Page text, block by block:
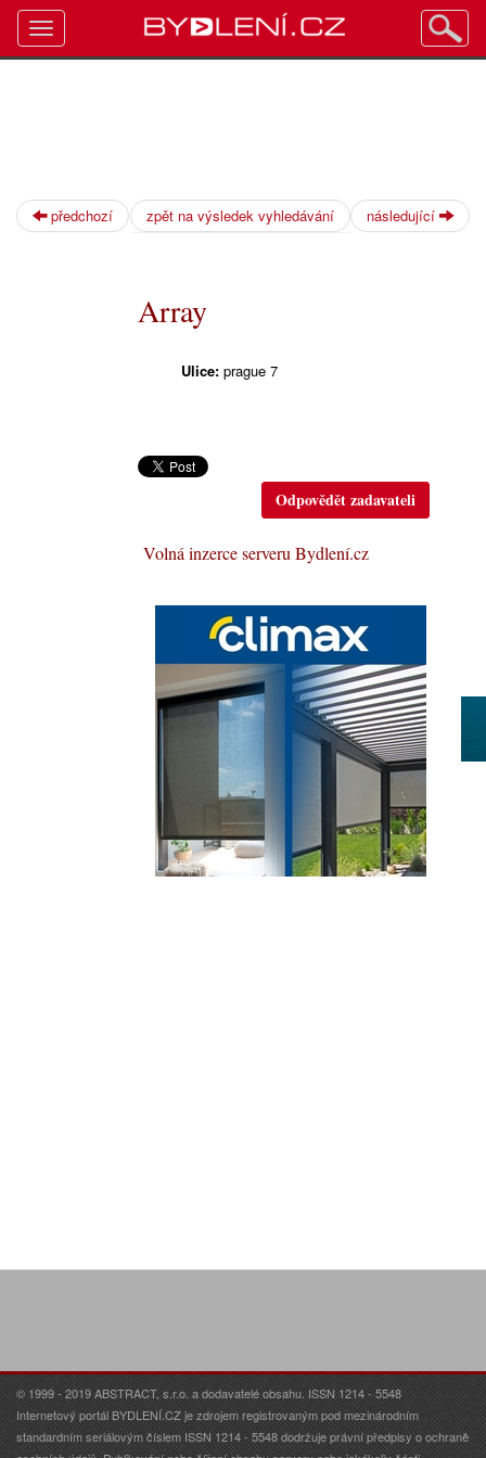
předchozí zpět na výsledek vyhledávání následující
Array
Ulice: prague 7
Odpovědět zadavateli
Volná inzerce serveru Bydlení.cz
Toggle
navigation
© 1999 - 2019 ABSTRACT, s.r.o. a dodavatelé obsahu. ISSN 1214 - 5548
Internetový portál BYDLENÍ.CZ je zdrojem registrovaným pod mezinárodním
standardním seriálovým číslem ISSN 1214 - 5548 dodržuje právní předpisy o ochraně